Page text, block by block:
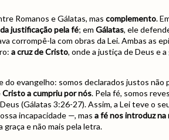
Romanos e Gálatas, mas complemento.
justificação pela fé; em Gálatas, ele
corrompê-la com obras da Lei. Ambas as
a cruz de Cristo, onde a justiça de Deus e a
do evangelho: somos declarados justos não
Cristo a cumpriu por nós. Pela fé, somos
(Gálatas 3:26-27). Assim, a Lei teve o
incapacidade —, mas a fé nos introduz na
graça e não mais pela letra.